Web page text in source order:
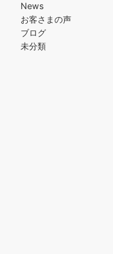
News
お客さまの声
ブログ
未分類